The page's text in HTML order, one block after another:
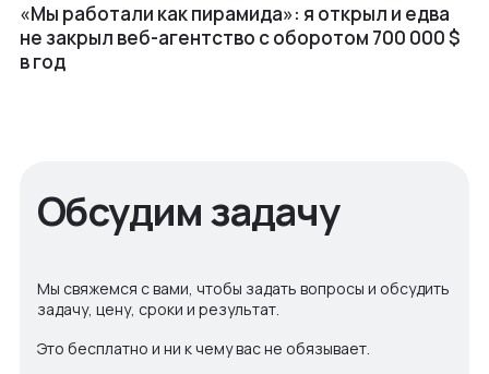
«Мы работали как пирамида»: я открыл и едва
не закрыл веб⁠-⁠агентство с оборотом 700 000 $
в год
Обсудим задачу
Мы свяжемся с вами, чтобы задать вопросы и обсудить
задачу, цену, сроки и результат.
Это бесплатно и ни к чему вас не обязывает.